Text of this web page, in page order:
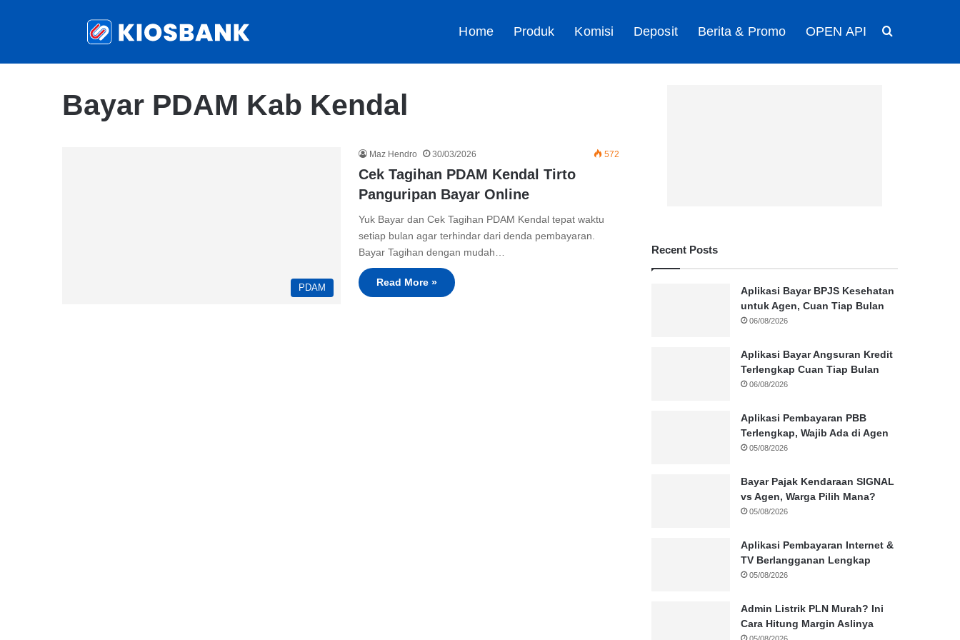
Home Produk Komisi Deposit Berita & Promo OPEN API
Bayar PDAM Kab Kendal
PDAM
Maz Hendro 30/03/2026 572
Cek Tagihan PDAM Kendal Tirto
Panguripan Bayar Online
Yuk Bayar dan Cek Tagihan PDAM Kendal tepat waktu
setiap bulan agar terhindar dari denda pembayaran.
Bayar Tagihan dengan mudah…
Read More »
Recent Posts
Aplikasi Bayar BPJS Kesehatan
untuk Agen, Cuan Tiap Bulan
06/08/2026
Aplikasi Bayar Angsuran Kredit
Terlengkap Cuan Tiap Bulan
06/08/2026
Aplikasi Pembayaran PBB
Terlengkap, Wajib Ada di Agen
05/08/2026
Bayar Pajak Kendaraan SIGNAL
vs Agen, Warga Pilih Mana?
05/08/2026
Aplikasi Pembayaran Internet &
TV Berlangganan Lengkap
05/08/2026
Admin Listrik PLN Murah? Ini
Cara Hitung Margin Aslinya